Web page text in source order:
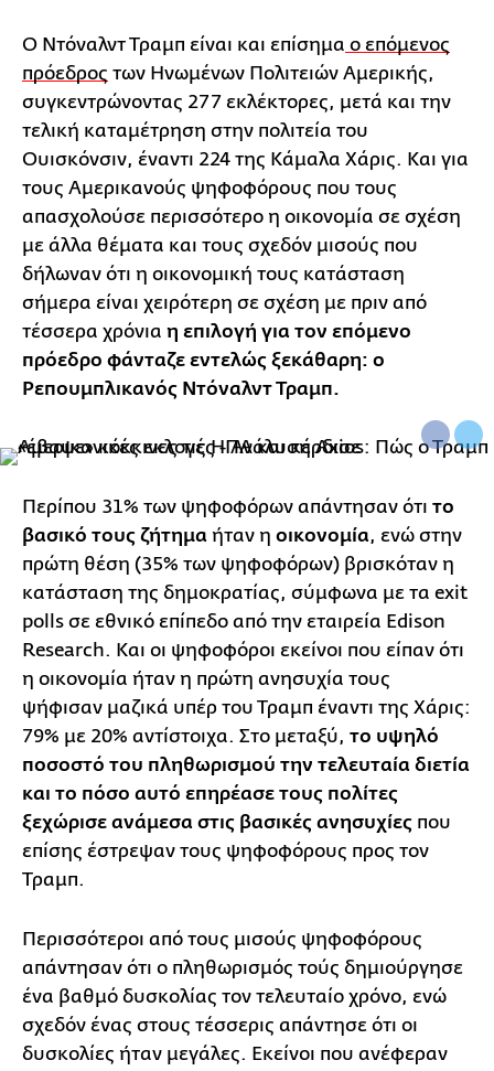
Ο Ντόναλντ Τραμπ είναι και επίσημα ο επόμενος
πρόεδρος των Ηνωμένων Πολιτειών Αμερικής,
συγκεντρώνοντας 277 εκλέκτορες, μετά και την
τελική καταμέτρηση στην πολιτεία του
Ουισκόνσιν, έναντι 224 της Κάμαλα Χάρις. Και για
τους Αμερικανούς ψηφοφόρους που τους
απασχολούσε περισσότερο η οικονομία σε σχέση
με άλλα θέματα και τους σχεδόν μισούς που
δήλωναν ότι η οικονομική τους κατάσταση
σήμερα είναι χειρότερη σε σχέση με πριν από
τέσσερα χρόνια η επιλογή για τον επόμενο
πρόεδρο φάνταζε εντελώς ξεκάθαρη: ο
Ρεπουμπλικανός Ντόναλντ Τραμπ.
Περίπου 31% των ψηφοφόρων απάντησαν ότι το
βασικό τους ζήτημα ήταν η οικονομία, ενώ στην
πρώτη θέση (35% των ψηφοφόρων) βρισκόταν η
κατάσταση της δημοκρατίας, σύμφωνα με τα exit
polls σε εθνικό επίπεδο από την εταιρεία Edison
Research. Και οι ψηφοφόροι εκείνοι που είπαν ότι
η οικονομία ήταν η πρώτη ανησυχία τους
ψήφισαν μαζικά υπέρ του Τραμπ έναντι της Χάρις:
79% με 20% αντίστοιχα. Στο μεταξύ, το υψηλό
ποσοστό του πληθωρισμού την τελευταία διετία
και το πόσο αυτό επηρέασε τους πολίτες
ξεχώρισε ανάμεσα στις βασικές ανησυχίες που
επίσης έστρεψαν τους ψηφοφόρους προς τον
Τραμπ.
Περισσότεροι από τους μισούς ψηφοφόρους
απάντησαν ότι ο πληθωρισμός τούς δημιούργησε
ένα βαθμό δυσκολίας τον τελευταίο χρόνο, ενώ
σχεδόν ένας στους τέσσερις απάντησε ότι οι
δυσκολίες ήταν μεγάλες. Εκείνοι που ανέφεραν